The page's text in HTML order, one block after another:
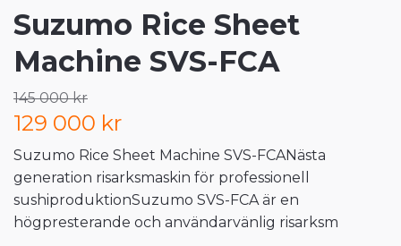
Suzumo Rice Sheet
Machine SVS-FCA
145 000 kr
129 000 kr
Suzumo Rice Sheet Machine SVS-FCANästa
generation risarksmaskin för professionell
sushiproduktionSuzumo SVS-FCA är en
högpresterande och användarvänlig risarksm